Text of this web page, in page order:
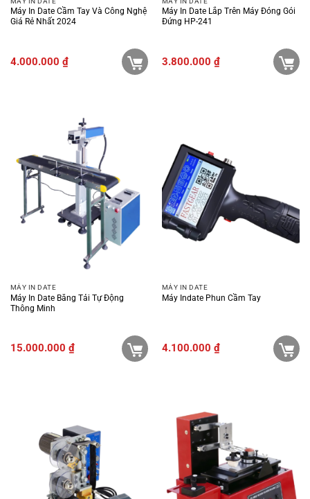
Máy In Date Cầm Tay Và Công Nghệ
Giá Rẻ Nhất 2024
4.000.000 ₫
Máy In Date Lắp Trên Máy Đóng Gói
Đứng HP-241
3.800.000 ₫
MÁY IN DATE
Máy In Date Băng Tải Tự Động
Thông Minh
15.000.000 ₫
MÁY IN DATE
Máy Indate Phun Cầm Tay
4.100.000 ₫